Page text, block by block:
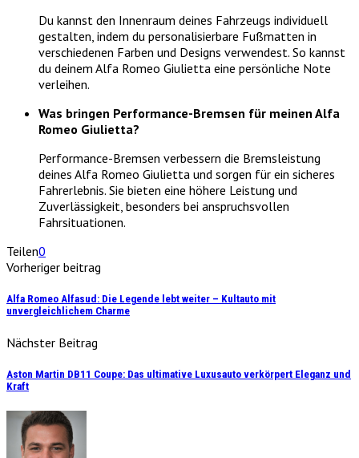
Du kannst den Innenraum deines Fahrzeugs individuell
gestalten, indem du personalisierbare Fußmatten in
verschiedenen Farben und Designs verwendest. So kannst
du deinem Alfa Romeo Giulietta eine persönliche Note
verleihen.
Was bringen Performance-Bremsen für meinen Alfa
Romeo Giulietta?
Performance-Bremsen verbessern die Bremsleistung
deines Alfa Romeo Giulietta und sorgen für ein sicheres
Fahrerlebnis. Sie bieten eine höhere Leistung und
Zuverlässigkeit, besonders bei anspruchsvollen
Fahrsituationen.
Teilen0
Vorheriger beitrag
Alfa Romeo Alfasud: Die Legende lebt weiter – Kultauto mit
unvergleichlichem Charme
Nächster Beitrag
Aston Martin DB11 Coupe: Das ultimative Luxusauto verkörpert Eleganz und
Kraft